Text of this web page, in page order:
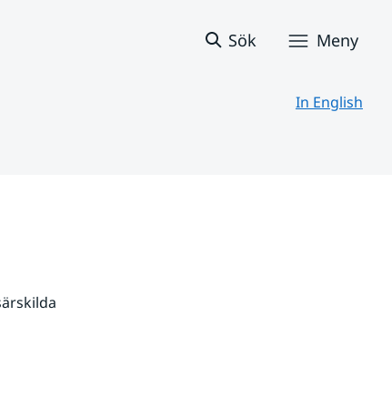
Sök Meny
In English